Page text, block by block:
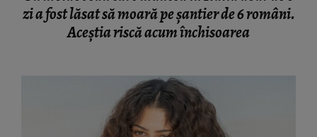
zi a fost lăsat să moară pe şantier de 6 români.
Aceștia riscă acum închisoarea